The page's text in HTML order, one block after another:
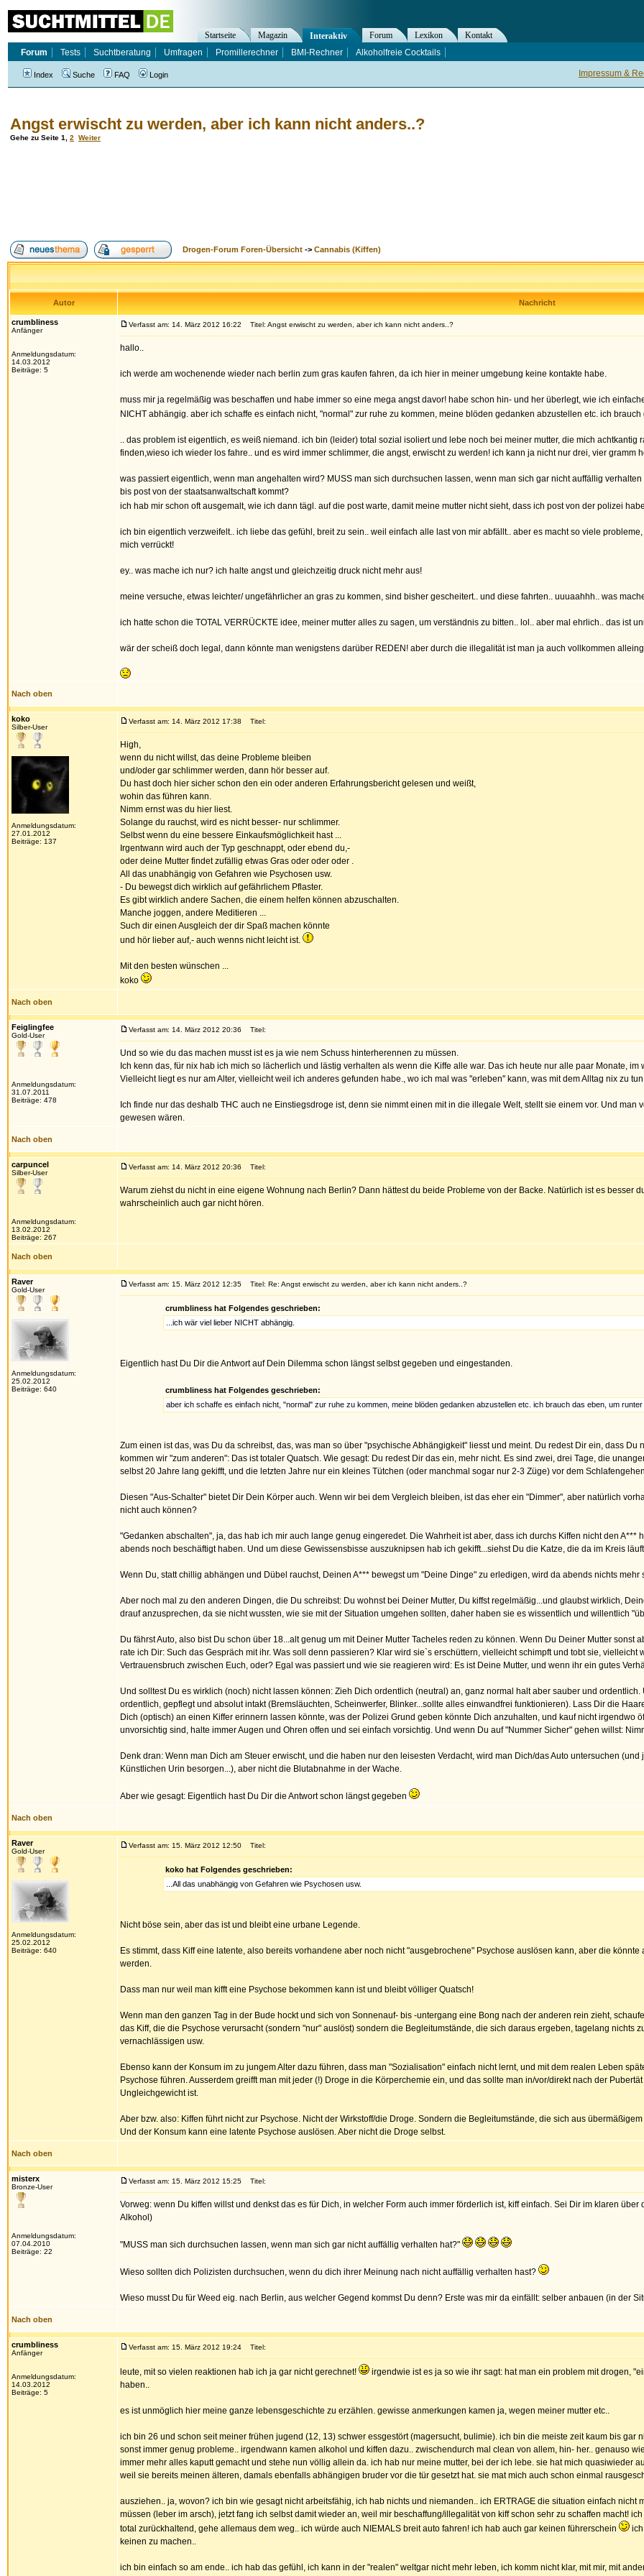
Angst erwischt zu werden, aber ich kann nicht anders..?
Gehe zu Seite 1 2 Weiter
Drogen-Forum Foren-Übersicht -> Cannabis (Kiffen)
Autor Nachricht
crumbliness
Anfänger
Anmeldungsdatum:
14.03.2012
Beiträge: 5
Verfasst am: 14. März 2012 16:22 Titel: Angst erwischt zu werden, aber ich kann nicht anders..?
hallo..
ich werde am wochenende wieder nach berlin zum gras kaufen fahren, da ich hier in meiner umgebung keine kontakte habe.
muss mir ja regelmäßig was beschaffen und habe immer so eine mega angst davor! habe schon hin- und her überlegt, wie ich
NICHT abhängig. aber ich schaffe es einfach nicht, "normal" zur ruhe zu kommen, meine blöden gedanken abzustellen etc. ich
.. das problem ist eigentlich, es weiß niemand. ich bin (leider) total sozial isoliert und lebe noch bei meiner mutter, die mich
finden,wieso ich wieder los fahre.. und es wird immer schlimmer, die angst, erwischt zu werden! ich kann ja nicht nur drei, vier gramm
was passiert eigentlich, wenn man angehalten wird? MUSS man sich durchsuchen lassen, wenn man sich gar nicht auffällig
bis post von der staatsanwaltschaft kommt?
ich hab mir schon oft ausgemalt, wie ich dann tägl. auf die post warte, damit meine mutter nicht sieht, dass ich post von der polizei
ich bin eigentlich verzweifelt.. ich liebe das gefühl, breit zu sein.. weil einfach alle last von mir abfällt.. aber es macht so viele
mich verrückt!
ey.. was mache ich nur? ich halte angst und gleichzeitig druck nicht mehr aus!
meine versuche, etwas leichter/ ungefährlicher an gras zu kommen, sind bisher gescheitert.. und diese fahrten.. uuuaahhh.. was
ich hatte schon die TOTAL VERRÜCKTE idee, meiner mutter alles zu sagen, um verständnis zu bitten.. lol.. aber mal ehrlich.. das ist
wär der scheiß doch legal, dann könnte man wenigstens darüber REDEN! aber durch die illegalität ist man ja auch vollkommen
Nach oben
koko
Silber-User
Anmeldungsdatum:
27.01.2012
Beiträge: 137
Verfasst am: 14. März 2012 17:38 Titel:
High,
wenn du nicht willst, das deine Probleme bleiben
und/oder gar schlimmer werden, dann hör besser auf.
Du hast doch hier sicher schon den ein oder anderen Erfahrungsbericht gelesen und weißt,
wohin das führen kann.
Nimm ernst was du hier liest.
Solange du rauchst, wird es nicht besser- nur schlimmer.
Selbst wenn du eine bessere Einkaufsmöglichkeit hast ...
Irgentwann wird auch der Typ geschnappt, oder ebend du,-
oder deine Mutter findet zufällig etwas Gras oder oder oder .
All das unabhängig von Gefahren wie Psychosen usw.
- Du bewegst dich wirklich auf gefährlichem Pflaster.
Es gibt wirklich andere Sachen, die einem helfen können abzuschalten.
Manche joggen, andere Meditieren ...
Such dir einen Ausgleich der dir Spaß machen könnte
und hör lieber auf,- auch wenns nicht leicht ist.
Mit den besten wünschen ...
koko
Nach oben
Feiglingfee
Gold-User
Anmeldungsdatum:
31.07.2011
Beiträge: 478
Verfasst am: 14. März 2012 20:36 Titel:
Und so wie du das machen musst ist es ja wie nem Schuss hinterherennen zu müssen.
Ich kenn das, für nix hab ich mich so lächerlich und lästig verhalten als wenn die Kiffe alle war. Das ich heute nur alle paar Monate,
Vielleicht liegt es nur am Alter, vielleicht weil ich anderes gefunden habe., wo ich mal was ''erleben'' kann, was mit dem Alltag nix zu
Ich finde nur das deshalb THC auch ne Einstiegsdroge ist, denn sie nimmt einen mit in die illegale Welt, stellt sie einem vor. Und
gewesen wären.
Nach oben
carpuncel
Silber-User
Anmeldungsdatum:
13.02.2012
Beiträge: 267
Verfasst am: 14. März 2012 20:36 Titel:
Warum ziehst du nicht in eine eigene Wohnung nach Berlin? Dann hättest du beide Probleme von der Backe. Natürlich ist es besser
wahrscheinlich auch gar nicht hören.
Nach oben
Raver
Gold-User
Anmeldungsdatum:
25.02.2012
Beiträge: 640
Verfasst am: 15. März 2012 12:35 Titel: Re: Angst erwischt zu werden, aber ich kann nicht anders..?
crumbliness hat Folgendes geschrieben:
...ich wär viel lieber NICHT abhängig.
Eigentlich hast Du Dir die Antwort auf Dein Dilemma schon längst selbst gegeben und eingestanden.
crumbliness hat Folgendes geschrieben:
aber ich schaffe es einfach nicht, "normal" zur ruhe zu kommen, meine blöden gedanken abzustellen etc. ich brauch das eben, um runter
Zum einen ist das, was Du da schreibst, das, was man so über "psychische Abhängigkeit" liesst und meint. Du redest Dir ein, dass
kommen wir "zum anderen": Das ist totaler Quatsch. Wie gesagt: Du redest Dir das ein, mehr nicht. Es sind zwei, drei Tage, die
selbst 20 Jahre lang gekifft, und die letzten Jahre nur ein kleines Tütchen (oder manchmal sogar nur 2-3 Züge) vor dem
Diesen "Aus-Schalter" bietet Dir Dein Körper auch. Wenn wir bei dem Vergleich bleiben, ist das eher ein "Dimmer", aber natürlich
nicht auch können?
"Gedanken abschalten", ja, das hab ich mir auch lange genug eingeredet. Die Wahrheit ist aber, dass ich durchs Kiffen nicht den
abends noch beschäftigt haben. Und um diese Gewissensbisse auszuknipsen hab ich gekifft...siehst Du die Katze, die da im Kreis
Wenn Du, statt chillig abhängen und Dübel rauchst, Deinen A*** bewegst um "Deine Dinge" zu erledigen, wird da abends nichts mehr
Aber noch mal zu den anderen Dingen, die Du schreibst: Du wohnst bei Deiner Mutter, Du kiffst regelmäßig...und glaubst wirklich,
drauf anzusprechen, da sie nicht wussten, wie sie mit der Situation umgehen sollten, daher haben sie es wissentlich und willentlich
Du fährst Auto, also bist Du schon über 18...alt genug um mit Deiner Mutter Tacheles reden zu können. Wenn Du Deiner Mutter
rate ich Dir: Such das Gespräch mit ihr. Was soll denn passieren? Klar wird sie`s erschüttern, vielleicht schimpft und tobt sie,
Vertrauensbruch zwischen Euch, oder? Egal was passiert und wie sie reagieren wird: Es ist Deine Mutter, und wenn ihr ein gutes
Und solltest Du es wirklich (noch) nicht lassen können: Zieh Dich ordentlich (neutral) an, ganz normal halt aber sauber und
ordentlich, gepflegt und absolut intakt (Bremsläuchten, Scheinwerfer, Blinker...sollte alles einwandfrei funktionieren). Lass Dir die
Dich (optisch) an einen Kiffer erinnern lassen könnte, was der Polizei Grund geben könnte Dich anzuhalten, und kauf nicht irgendwo
unvorsichtig sind, halte immer Augen und Ohren offen und sei einfach vorsichtig. Und wenn Du auf "Nummer Sicher" gehen willst:
Denk dran: Wenn man Dich am Steuer erwischt, und die haben nur den leisesten Verdacht, wird man Dich/das Auto untersuchen
Künstlichen Urin besorgen...), aber nicht die Blutabnahme in der Wache.
Aber wie gesagt: Eigentlich hast Du Dir die Antwort schon längst gegeben
Nach oben
Raver
Gold-User
Anmeldungsdatum:
25.02.2012
Beiträge: 640
Verfasst am: 15. März 2012 12:50 Titel:
koko hat Folgendes geschrieben:
...All das unabhängig von Gefahren wie Psychosen usw.
Nicht böse sein, aber das ist und bleibt eine urbane Legende.
Es stimmt, dass Kiff eine latente, also bereits vorhandene aber noch nicht "ausgebrochene" Psychose auslösen kann, aber die
werden.
Dass man nur weil man kifft eine Psychose bekommen kann ist und bleibt völliger Quatsch!
Wenn man den ganzen Tag in der Bude hockt und sich von Sonnenauf- bis -untergang eine Bong nach der anderen rein zieht,
das Kiff, die die Psychose verursacht (sondern "nur" auslöst) sondern die Begleitumstände, die sich daraus ergeben, tagelang nichts
vernachlässigen usw.
Ebenso kann der Konsum im zu jungem Alter dazu führen, dass man "Sozialisation" einfach nicht lernt, und mit dem realen Leben
Psychose führen. Ausserdem greifft man mit jeder (!) Droge in die Körperchemie ein, und das sollte man in/vor/direkt nach der
Ungleichgewicht ist.
Aber bzw. also: Kiffen führt nicht zur Psychose. Nicht der Wirkstoff/die Droge. Sondern die Begleitumstände, die sich aus
Und der Konsum kann eine latente Psychose auslösen. Aber nicht die Droge selbst.
Nach oben
misterx
Bronze-User
Anmeldungsdatum:
07.04.2010
Beiträge: 22
Verfasst am: 15. März 2012 15:25 Titel:
Vorweg: wenn Du kiffen willst und denkst das es für Dich, in welcher Form auch immer förderlich ist, kiff einfach. Sei Dir im klaren
Alkohol)
"MUSS man sich durchsuchen lassen, wenn man sich gar nicht auffällig verhalten hat?"
Wieso sollten dich Polizisten durchsuchen, wenn du dich ihrer Meinung nach nicht auffällig verhalten hast?
Wieso musst Du für Weed eig. nach Berlin, aus welcher Gegend kommst Du denn? Erste was mir da einfällt: selber anbauen (in der
Nach oben
crumbliness
Anfänger
Anmeldungsdatum:
14.03.2012
Beiträge: 5
Verfasst am: 15. März 2012 19:24 Titel:
leute, mit so vielen reaktionen hab ich ja gar nicht gerechnet!
irgendwie ist es ja so wie ihr sagt: hat man ein problem mit drogen,
haben..
es ist unmöglich hier meine ganze lebensgeschichte zu erzählen. gewisse anmerkungen kamen ja, wegen meiner mutter etc..
ich bin 26 und schon seit meiner frühen jugend (12, 13) schwer essgestört (magersucht, bulimie). ich bin die meiste zeit kaum bis
sonst immer genug probleme.. irgendwann kamen alkohol und kiffen dazu.. zwischendurch mal clean von allem, hin- her.. genauso
immer mehr alles kaputt gemacht und stehe nun völlig allein da. ich hab nur meine mutter, bei der ich lebe. sie hat mich quasiwieder
weil sie bereits meinen älteren, damals ebenfalls abhängigen bruder vor die tür gesetzt hat. sie mat mich auch schon einmal
ausziehen.. ja, wovon? ich bin wie gesagt nicht arbeitsfähig, ich hab nichts und niemanden.. ich ERTRAGE die situation einfach
müssen (leber im arsch), jetzt fang ich selbst damit wieder an, weil mir beschaffung/illegalität von kiff schon sehr zu schaffen macht!
total zurückhaltend, gehe allemaus dem weg.. ich würde auch NIEMALS breit auto fahren! ich hab auch gar keinen führerschein
keinen zu machen..
ich bin einfach so am ende.. ich hab das gefühl, ich kann in der "realen" weltgar nicht mehr leben, ich komm nicht klar, mit mir, mit
Impressum &
Startseite Magazin Interaktiv Forum Lexikon
Kontakt
Forum
Tests Suchtberatung Umfragen Promillerechner BMI-Rechner Alkoholfreie Cocktails
Index Suche FAQ Login